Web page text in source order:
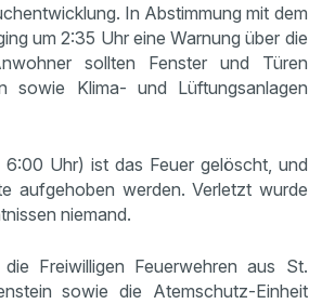
In Abstimmung mit dem
um 2:35 Uhr eine Warnung über die
sollten Fenster und Türen
sowie Klima- und Lüftungsanlagen
Uhr) ist das Feuer gelöscht, und
aufgehoben werden. Verletzt wurde
niemand.
Freiwilligen Feuerwehren aus St.
sowie die Atemschutz-Einheit